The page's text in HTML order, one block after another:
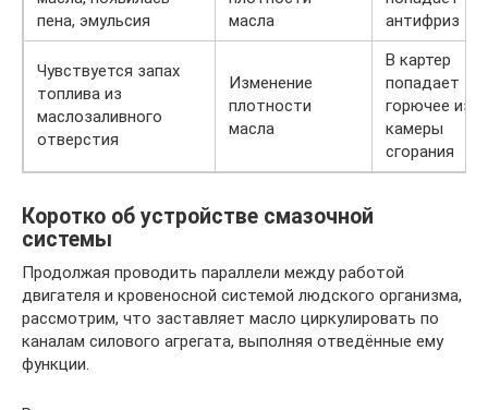
пена, эмульсия
масла
антифриз
Чувствуется запах
топлива из
маслозаливного
отверстия
Изменение
плотности
масла
В картер
попадает
горючее из
камеры
сгорания
Коротко об устройстве смазочной
системы
Продолжая проводить параллели между работой
двигателя и кровеносной системой людского организма,
рассмотрим, что заставляет масло циркулировать по
каналам силового агрегата, выполняя отведённые ему
функции.